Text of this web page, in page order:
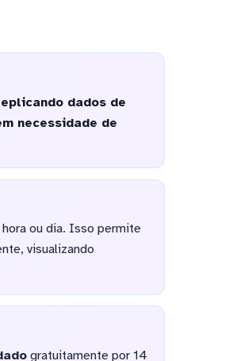
dados de
necessidade de
ou dia. Isso permite
visualizando
gratuitamente por 14